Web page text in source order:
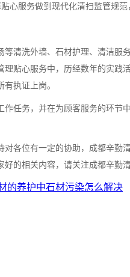
心服务做到现代化清扫监管规
清洗外墙、石材护理、清洁
贴心服务中，历经数年的实
执证上岗。
任务，并在为顾客服务的环
各位有一定的协助，成都辛
的相关内容，请关注成都辛勤
的养护中石材污染怎么解决